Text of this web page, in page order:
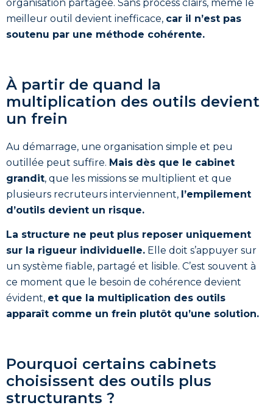
organisation partagée. Sans process clairs, même le
meilleur outil devient inefficace, car il n’est pas
soutenu par une méthode cohérente.
À partir de quand la
multiplication des outils devient
un frein
Au démarrage, une organisation simple et peu
outillée peut suffire. Mais dès que le cabinet
grandit, que les missions se multiplient et que
plusieurs recruteurs interviennent, l’empilement
d’outils devient un risque.
La structure ne peut plus reposer uniquement
sur la rigueur individuelle. Elle doit s’appuyer sur
un système fiable, partagé et lisible. C’est souvent à
ce moment que le besoin de cohérence devient
évident, et que la multiplication des outils
apparaît comme un frein plutôt qu’une solution.
Pourquoi certains cabinets
choisissent des outils plus
structurants ?